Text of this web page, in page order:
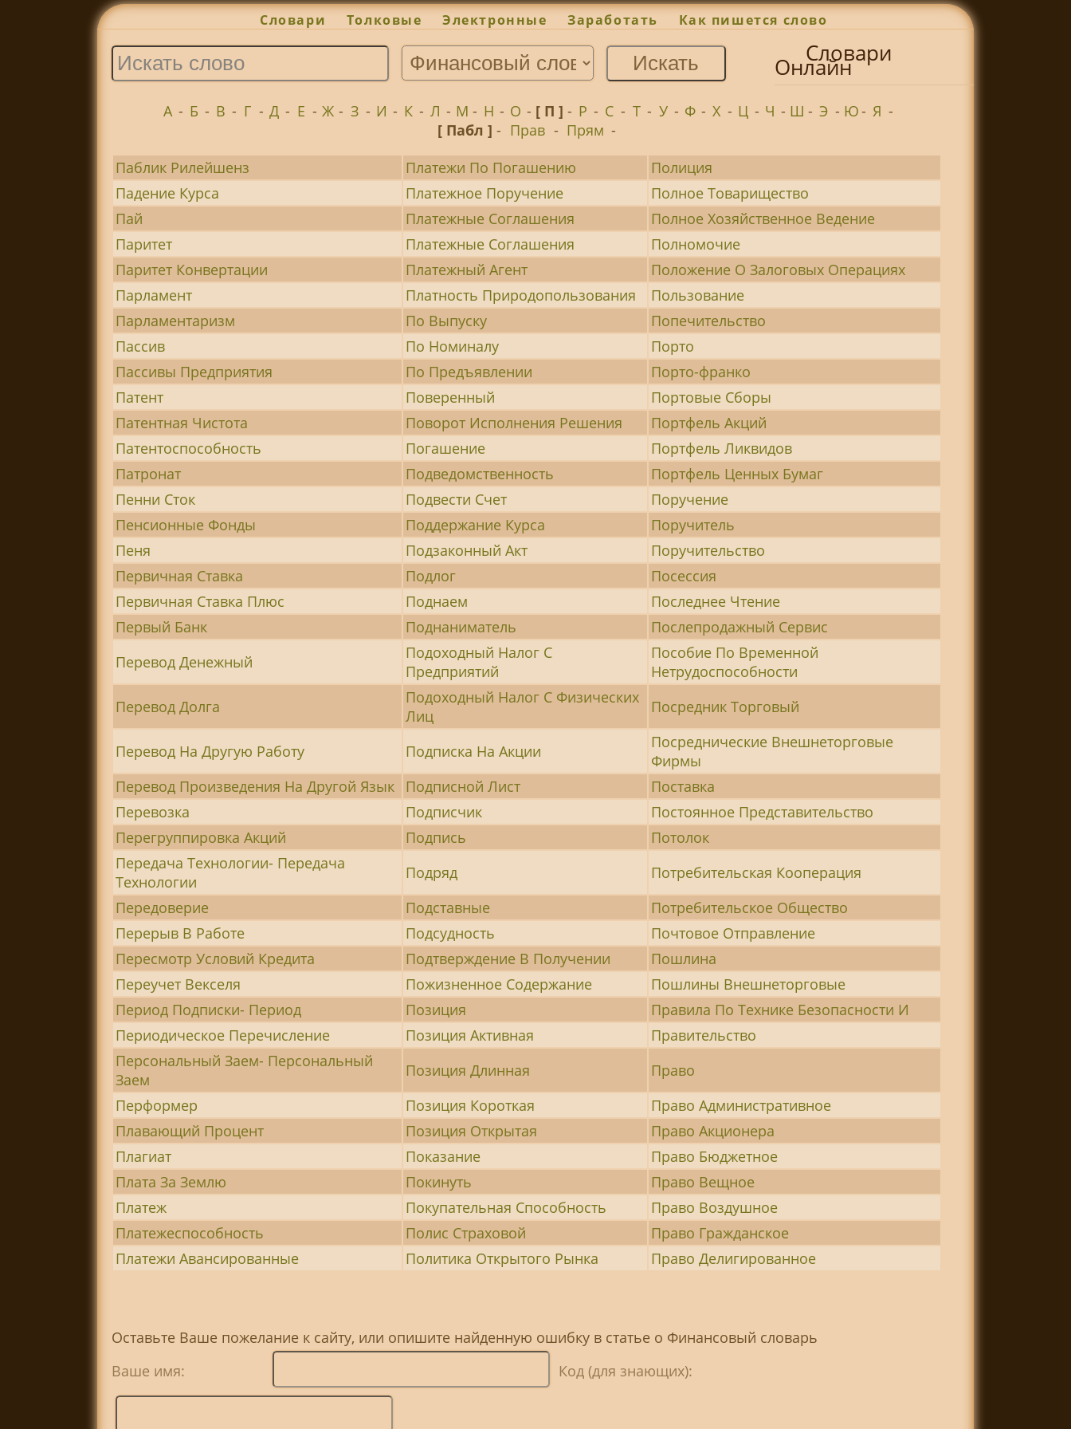
Словари Толковые Электронные Заработать Как пишется слово
Словари
Онлайн
А - Б - В - Г - Д - Е - Ж - З - И - К - Л - М - Н - О - [ П ] - Р - С - Т - У - Ф - Х - Ц - Ч - Ш - Э - Ю- Я -
[ Пабл ] - Прав - Прям -
Паблик Рилейшенз
Платежи По Погашению
Полиция
Падение Курса
Платежное Поручение
Полное Товарищество
Пай
Платежные Соглашения
Полное Хозяйственное Ведение
Паритет
Платежные Соглашения
Полномочие
Паритет Конвертации
Платежный Агент
Положение О Залоговых Операциях
Парламент
Платность Природопользования
Пользование
Парламентаризм
По Выпуску
Попечительство
Пассив
По Номиналу
Порто
Пассивы Предприятия
По Предъявлении
Порто-франко
Патент
Поверенный
Портовые Сборы
Патентная Чистота
Поворот Исполнения Решения
Портфель Акций
Патентоспособность
Погашение
Портфель Ликвидов
Патронат
Подведомственность
Портфель Ценных Бумаг
Пенни Сток
Подвести Счет
Поручение
Пенсионные Фонды
Поддержание Курса
Поручитель
Пеня
Подзаконный Акт
Поручительство
Первичная Ставка
Подлог
Посессия
Первичная Ставка Плюс
Поднаем
Последнее Чтение
Первый Банк
Поднаниматель
Послепродажный Сервис
Перевод Денежный
Подоходный Налог С
Предприятий
Пособие По Временной
Нетрудоспособности
Перевод Долга
Подоходный Налог С Физических
Лиц
Посредник Торговый
Перевод На Другую Работу Подписка На Акции
Посреднические Внешнеторговые
Фирмы
Перевод Произведения На Другой Язык
Подписной Лист
Поставка
Перевозка
Подписчик
Постоянное Представительство
Перегруппировка Акций
Подпись
Потолок
Передача Технологии- Передача
Технологии
Подряд
Потребительская Кооперация
Передоверие
Подставные
Потребительское Общество
Перерыв В Работе
Подсудность
Почтовое Отправление
Пересмотр Условий Кредита
Подтверждение В Получении
Пошлина
Переучет Векселя
Пожизненное Содержание
Пошлины Внешнеторговые
Период Подписки- Период
Позиция
Правила По Технике Безопасности И
Периодическое Перечисление
Позиция Активная
Правительство
Персональный Заем- Персональный
Заем
Позиция Длинная
Право
Перформер
Позиция Короткая
Право Административное
Плавающий Процент
Позиция Открытая
Право Акционера
Плагиат
Показание
Право Бюджетное
Плата За Землю
Покинуть
Право Вещное
Платеж
Покупательная Способность
Право Воздушное
Платежеспособность
Полис Страховой
Право Гражданское
Платежи Авансированные
Политика Открытого Рынка Право Делигированное
Оставьте Ваше пожелание к сайту, или опишите найденную ошибку в статье о Финансовый словарь
Ваше имя:
Код (для знающих):